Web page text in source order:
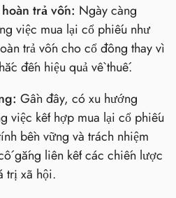
trả vốn: Ngày càng
việc mua lại cổ phiếu như
trả vốn cho cổ đông thay vì
đến hiệu quả về thuế.
Gần đây, có xu hướng
việc kết hợp mua lại cổ phiếu
bền vững và trách nhiệm
gắng liên kết các chiến lược
trị xã hội.